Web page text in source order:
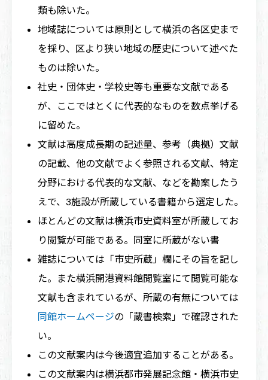
類も除いた。
地域誌については原則として横浜の各区史まで
を採り、区より狭い地域の歴史について述べた
ものは除いた。
社史・団体史・学校史等も重要な文献である
が、ここではとくに代表的なものを数点挙げる
に留めた。
文献は高度成長期の記述量、参考（典拠）文献
の記載、他の文献でよく参照される文献、特定
分野における代表的な文献、などを勘案したう
えで、3施設が所蔵している書籍から選定した。
ほとんどの文献は横浜市史資料室が所蔵してお
り閲覧が可能である。同室に所蔵がない書
雑誌については「市史所蔵」欄にその旨を記し
た。また横浜開港資料館閲覧室にて閲覧可能な
文献も含まれているが、所蔵の有無については
同館ホームページの「蔵書検索」で確認された
い。
この文献案内は今後適宜追加することがある。
この文献案内は横浜都市発展記念館・横浜市史